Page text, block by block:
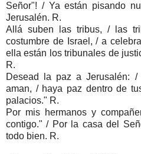
Señor"! / Ya están pisando
Jerusalén. R.
Allá suben las tribus, / las
costumbre de Israel, / a
ella están los tribunales de
R.
Desead la paz a Jerusalén:
aman, / haya paz dentro de
palacios." R.
Por mis hermanos y
contigo." / Por la casa del
todo bien. R.